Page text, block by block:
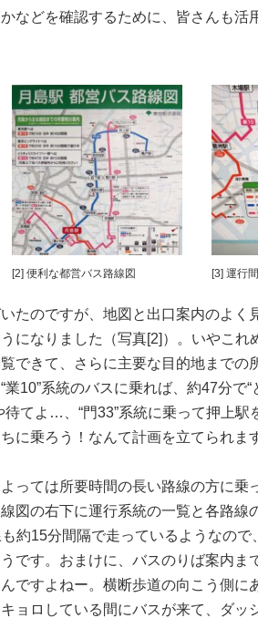
などを確認するために、皆さんも活
[2] 便利な都営バス路線図 [3] 運行
たのですが、地図と出口案内のよく
になりました（写真[2]）。いやこれ
できて、さらに主要な目的地までの
10”系統のバスに乗れば、約47分で“
待てよ…、“門33”系統に乗って押上駅
に乗ろう！なんて計画を立てられま
っては所要時間の長い路線の方に乗
図の右下に運行系統の一覧と各路線
約15分間隔で走っているようなの
です。おまけに、バスのりば案内ま
ですよねー。横断歩道の向こう側に
ョロしている間にバスが来て、ダッ